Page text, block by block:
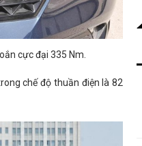
cực đại 335 Nm.
chế độ thuần điện là 82